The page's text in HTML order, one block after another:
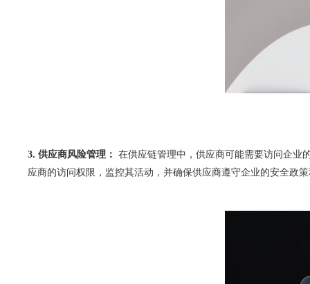
3. 供应商风险管理： 在供应链管理中，供应商可能需要访问企业
应商的访问权限，监控其活动，并确保供应商遵守企业的安全政